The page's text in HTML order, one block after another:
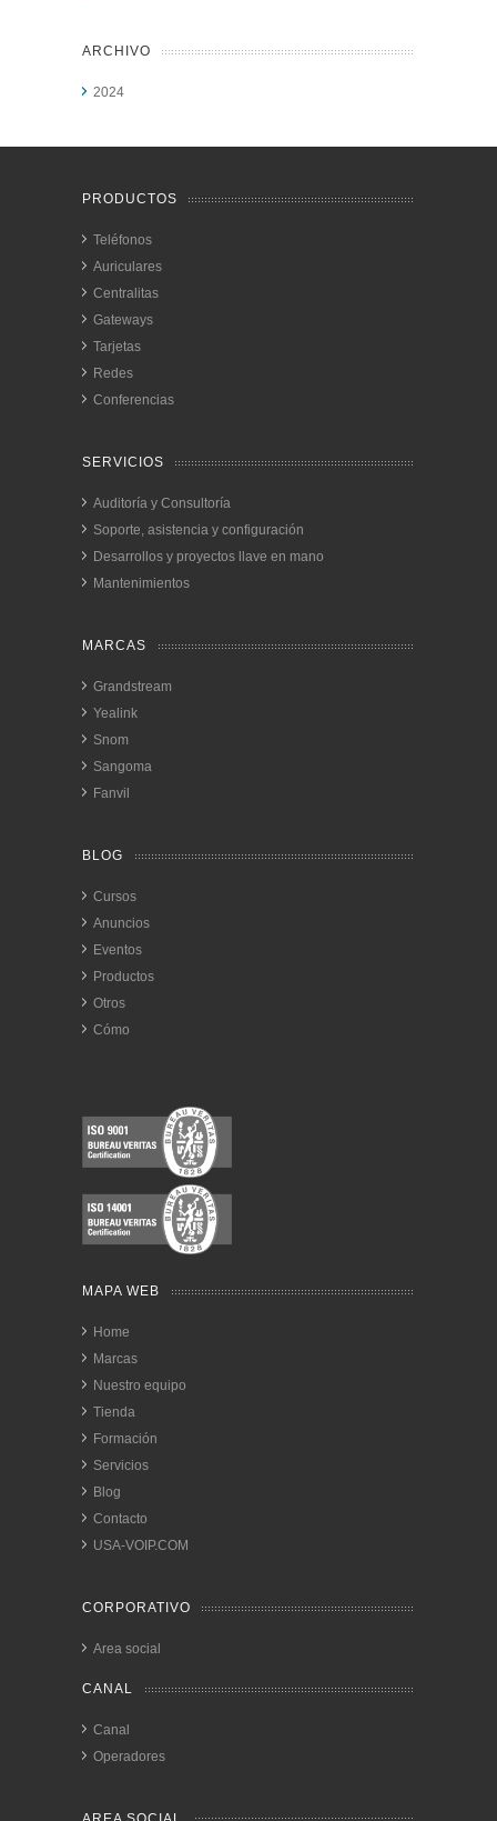
ARCHIVO
2024
PRODUCTOS
Teléfonos
Auriculares
Centralitas
Gateways
Tarjetas
Redes
Conferencias
SERVICIOS
Auditoría y Consultoría
Soporte, asistencia y configuración
Desarrollos y proyectos llave en mano
Mantenimientos
MARCAS
Grandstream
Yealink
Snom
Sangoma
Fanvil
BLOG
Cursos
Anuncios
Eventos
Productos
Otros
Cómo
MAPA WEB
Home
Marcas
Nuestro equipo
Tienda
Formación
Servicios
Blog
Contacto
USA-VOIP.COM
CORPORATIVO
Area social
CANAL
Canal
Operadores